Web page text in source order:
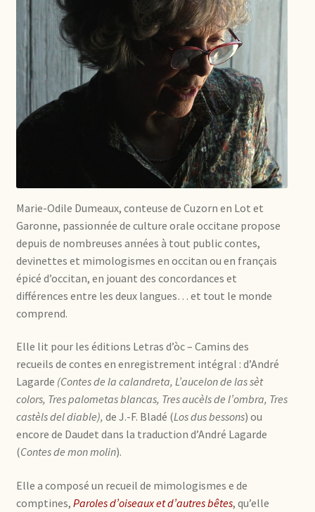
Marie-Odile Dumeaux, conteuse de Cuzorn en Lot et
Garonne, passionnée de culture orale occitane propose
depuis de nombreuses années à tout public contes,
devinettes et mimologismes en occitan ou en français
épicé d’occitan, en jouant des concordances et
différences entre les deux langues… et tout le monde
comprend.
Elle lit pour les éditions Letras d’òc – Camins des
recueils de contes en enregistrement intégral : d’André
Lagarde (Contes de la calandreta, L’aucelon de las sèt
colors, Tres palometas blancas, Tres aucèls de l’ombra, Tres
castèls del diable), de J.-F. Bladé (Los dus bessons) ou
encore de Daudet dans la traduction d’André Lagarde
(Contes de mon molin).
Elle a composé un recueil de mimologismes e de
comptines, Paroles d’oiseaux et d’autres bêtes, qu’elle